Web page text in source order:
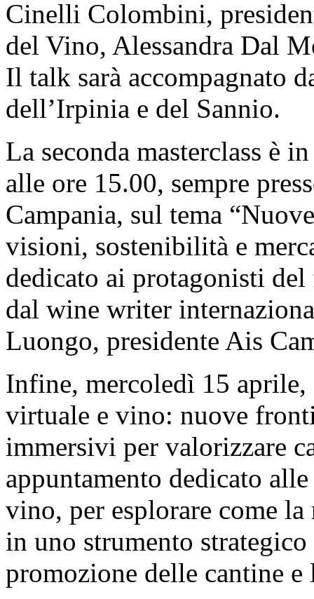
Cinelli Colombini,
del Vino, Alessandra Dal
Il talk sarà accompagnato
dell’Irpinia e del Sannio.
La seconda masterclass è
alle ore 15.00, sempre
Campania, sul tema
visioni, sostenibilità e
dedicato ai protagonisti
dal wine writer
Luongo, presidente Ais
Infine, mercoledì 15 aprile,
virtuale e vino: nuove
immersivi per valorizzare
appuntamento dedicato
vino, per esplorare come
in uno strumento
promozione delle cantine